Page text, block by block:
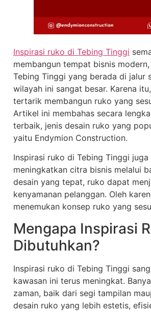
Inspirasi ruko di Tebing Tinggi
membangun tempat bisnis
Tebing Tinggi yang berada di jalur
wilayah ini sangat besar. Karena
tertarik membangun ruko yang
Artikel ini membahas secara
terbaik, jenis desain ruko yang
yaitu Endymion Construction.
Inspirasi ruko di Tebing Tinggi
meningkatkan citra bisnis melalui
desain yang tepat, ruko dapat
kenyamanan pelanggan. Oleh
menemukan konsep ruko yang
Mengapa Inspirasi
Dibutuhkan?
Inspirasi ruko di Tebing Tinggi
kawasan ini terus meningkat.
zaman, baik dari segi tampilan
desain ruko yang lebih estetis,